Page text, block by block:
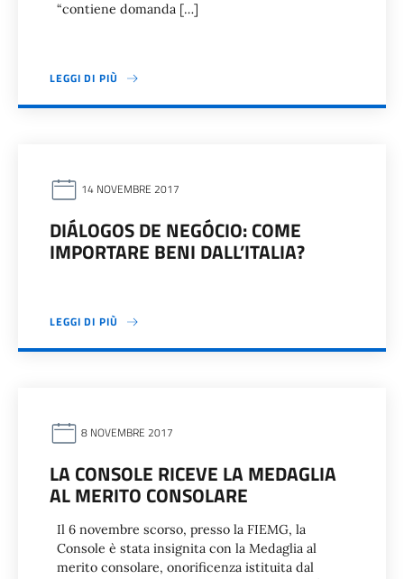
“contiene domanda […]
LEGGI DI PIÙ
14 NOVEMBRE 2017
DIÁLOGOS DE NEGÓCIO: COME
IMPORTARE BENI DALL’ITALIA?
LEGGI DI PIÙ
8 NOVEMBRE 2017
LA CONSOLE RICEVE LA MEDAGLIA
AL MERITO CONSOLARE
Il 6 novembre scorso, presso la FIEMG, la
Console è stata insignita con la Medaglia al
merito consolare, onorificenza istituita dal